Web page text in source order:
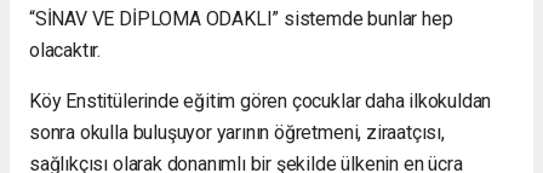
“SİNAV VE DİPLOMA ODAKLI” sistemde bunlar hep
olacaktır.
Köy Enstitülerinde eğitim gören çocuklar daha ilkokuldan
sonra okulla buluşuyor yarının öğretmeni, ziraatçısı,
sağlıkçısı olarak donanımlı bir şekilde ülkenin en ücra